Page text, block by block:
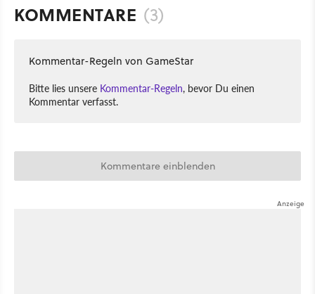
KOMMENTARE (3)
Kommentar-Regeln von GameStar
Bitte lies unsere Kommentar-Regeln, bevor Du einen
Kommentar verfasst.
Kommentare einblenden